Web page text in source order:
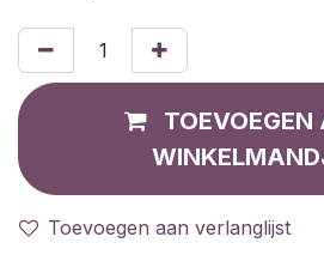
TOEVOEGEN
Toevoegen aan verlanglijst